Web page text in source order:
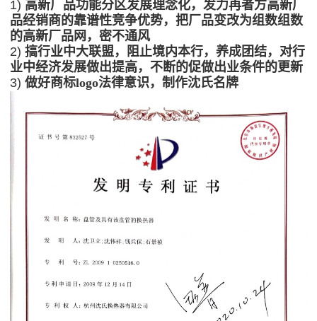
1) 高新厂品功能分区发展理念化，发力再者方高新厂
品经销商的靠谱性竞争优势，把厂品变改为组数组数
的高新厂品网，密不通风
2)搞行业中大联盟，阻止境内本行，养成团结，对行
业中经济发展做出提高，不断的促做出业条件的更新
3)做好商标logo法律意识，制作沈氏名牌